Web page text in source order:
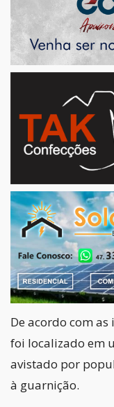
De acordo com
foi localizado em
avistado por
à guarnição.